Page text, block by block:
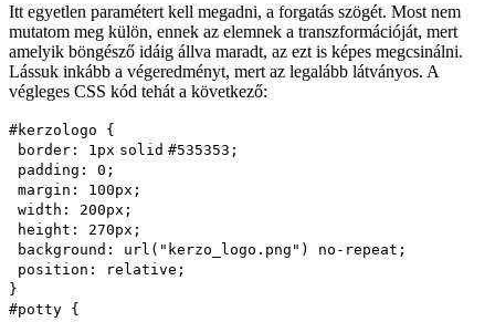
Itt egyetlen paramétert kell megadni, a forgatás szögét. Most nem
mutatom meg külön, ennek az elemnek a transzformációját, mert
amelyik böngésző idáig állva maradt, az ezt is képes megcsinálni.
Lássuk inkább a végeredményt, mert az legalább látványos. A
végleges CSS kód tehát a következő:
#kerzologo {
border : 1px solid #535353 ;
padding : 0 ;
margin : 100px ;
width : 200px ;
height : 270px ;
background : url ( "kerzo_logo.png" ) no-repeat ;
position : relative ;
}
#potty {